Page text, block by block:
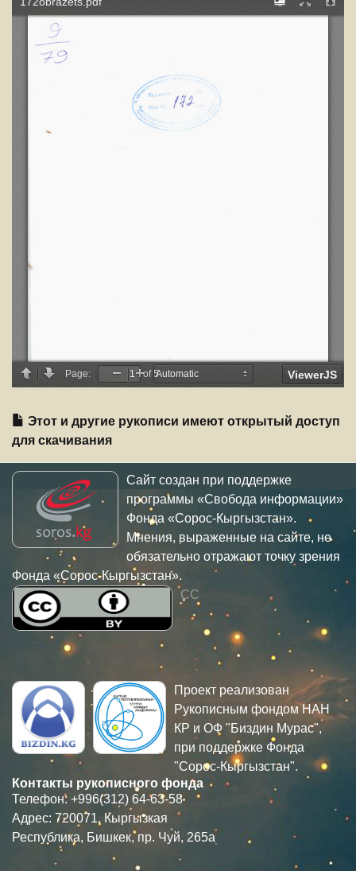
Этот и другие рукописи имеют открытый доступ
для скачивания
Сайт создан при поддержке
программы «Свобода информации»
Фонда «Сорос-Кыргызстан».
Мнения, выраженные на сайте, не
обязательно отражают точку зрения
Фонда «Сорос-Кыргызстан».
CC
Проект реализован
Рукописным фондом НАН
КР и ОФ "Биздин Мурас",
при поддержке Фонда
"Сорос-Кыргызстан".
Контакты рукописного фонда
Телефон: +996(312) 64-63-58
Адрес: 720071, Кыргызкая
Республика, Бишкек, пр. Чуй, 265а